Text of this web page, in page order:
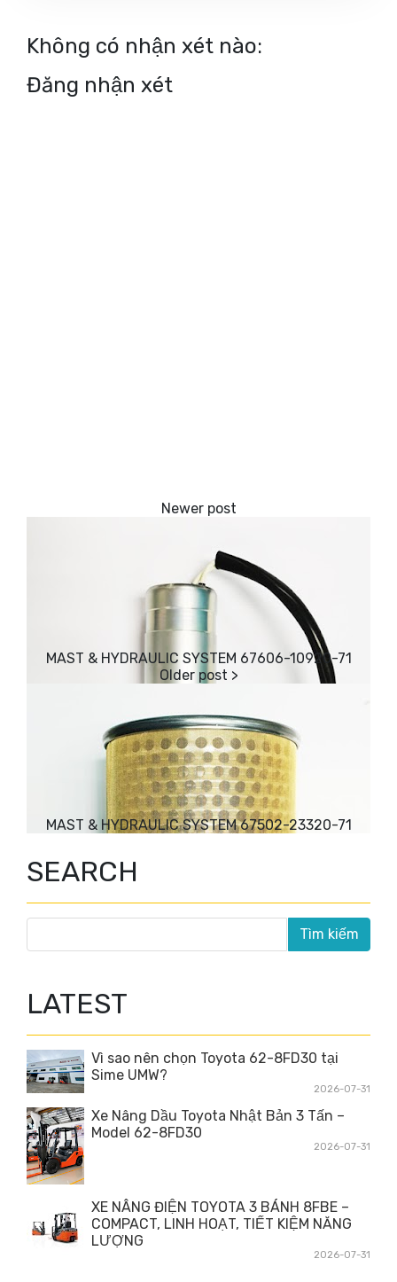
Không có nhận xét nào:
Đăng nhận xét
MAST & HYDRAULIC SYSTEM 67606-10920-71
MAST & HYDRAULIC SYSTEM 67502-23320-71
SEARCH
LATEST
Vì sao nên chọn Toyota 62-8FD30 tại
Sime UMW?
2026-07-31
Xe Nâng Dầu Toyota Nhật Bản 3 Tấn –
Model 62-8FD30
2026-07-31
XE NÂNG ĐIỆN TOYOTA 3 BÁNH 8FBE –
COMPACT, LINH HOẠT, TIẾT KIỆM NĂNG
LƯỢNG
2026-07-31